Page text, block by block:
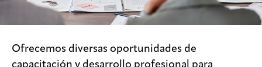
Ofrecemos diversas oportunidades de
capacitación y desarrollo profesional para